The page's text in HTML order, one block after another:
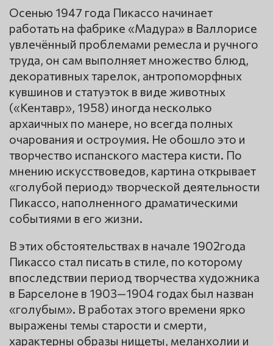
Осенью 1947 года Пикассо начинает
работать на фабрике «Мадура» в Валлорисе
увлечённый проблемами ремесла и ручного
труда, он сам выполняет множество блюд,
декоративных тарелок, антропоморфных
кувшинов и статуэток в виде животных
(«Кентавр», 1958) иногда несколько
архаичных по манере, но всегда полных
очарования и остроумия. Не обошло это и
творчество испанского мастера кисти. По
мнению искусствоведов, картина открывает
«голубой период» творческой деятельности
Пикассо, наполненного драматическими
событиями в его жизни.
В этих обстоятельствах в начале 1902года
Пикассо стал писать в стиле, по которому
впоследствии период творчества художника
в Барселоне в 1903—1904 годах был назван
«голубым». В работах этого времени ярко
выражены темы старости и смерти,
характерны образы нищеты, меланхолии и